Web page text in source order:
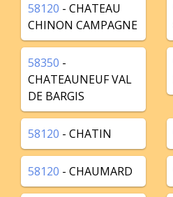
58120 - CHATEAU
CHINON CAMPAGNE
58350 -
CHATEAUNEUF VAL
DE BARGIS
58120 - CHATIN
58120 - CHAUMARD